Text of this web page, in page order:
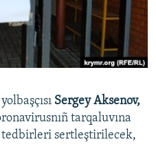
Sergey Aksenov,
tarqaluvına
tedbirleri sertleştirilecek,